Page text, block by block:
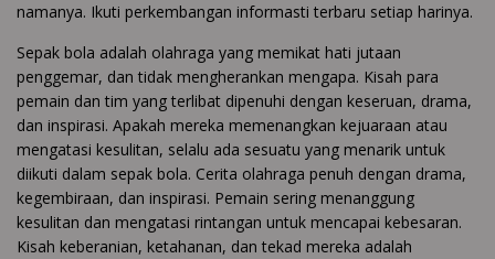
namanya. Ikuti perkembangan informasti terbaru setiap harinya.
Sepak bola adalah olahraga yang memikat hati jutaan
penggemar, dan tidak mengherankan mengapa. Kisah para
pemain dan tim yang terlibat dipenuhi dengan keseruan, drama,
dan inspirasi. Apakah mereka memenangkan kejuaraan atau
mengatasi kesulitan, selalu ada sesuatu yang menarik untuk
diikuti dalam sepak bola. Cerita olahraga penuh dengan drama,
kegembiraan, dan inspirasi. Pemain sering menanggung
kesulitan dan mengatasi rintangan untuk mencapai kebesaran.
Kisah keberanian, ketahanan, dan tekad mereka adalah